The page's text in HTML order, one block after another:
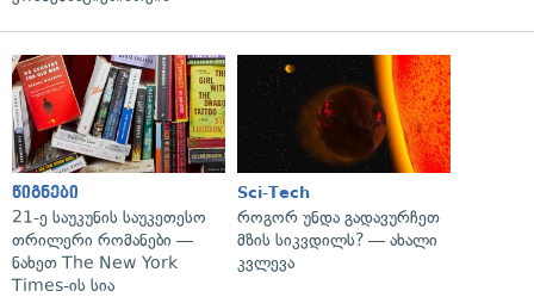
წიგნები
21-ე საუკუნის საუკეთესო
თრილერი რომანები —
ნახეთ The New York
Times-ის სია
Sci-Tech
როგორ უნდა გადავურჩეთ
მზის სიკვდილს? — ახალი
კვლევა